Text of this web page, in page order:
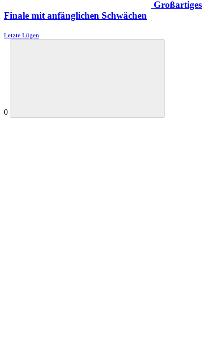
Großartiges
Finale mit anfänglichen Schwächen
Letzte Lügen
0